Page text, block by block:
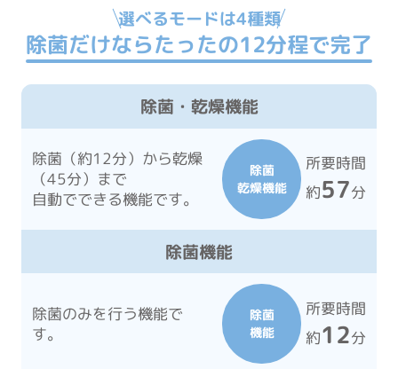
選べるモードは4種類
除菌だけならたったの12分程で完了
除菌・乾燥機能
除菌（約12分）から乾燥
（45分）まで
自動でできる機能です。
除菌
乾燥機能
所要時間
約57分
除菌機能
除菌のみを行う機能で
す。
除菌
機能
所要時間
約12分